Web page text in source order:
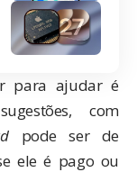
para ajudar é
, com
pode ser de
ele é pago ou